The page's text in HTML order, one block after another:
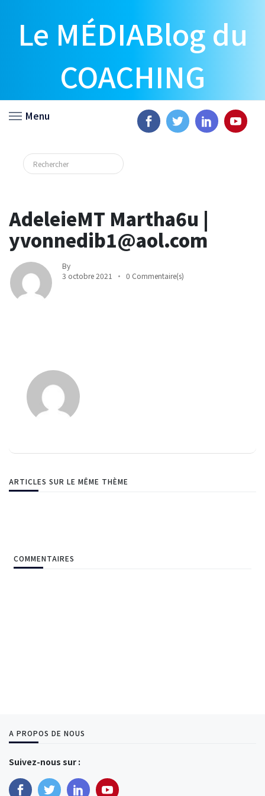
Le MÉDIABlog du
COACHING
Menu
AdeleieMT Martha6u |
yvonnedib1@aol.com
By
3 octobre 2021
0 Commentaire(s)
ARTICLES SUR LE MÊME THÈME
COMMENTAIRES
A PROPOS DE NOUS
Suivez-nous sur :